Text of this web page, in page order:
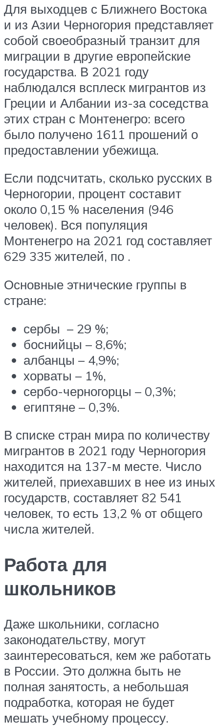
Для выходцев с Ближнего Востока
и из Азии Черногория представляет
собой своеобразный транзит для
миграции в другие европейские
государства. В 2021 году
наблюдался всплеск мигрантов из
Греции и Албании из-за соседства
этих стран с Монтенегро: всего
было получено 1611 прошений о
предоставлении убежища.
Если подсчитать, сколько русских в
Черногории, процент составит
около 0,15 % населения (946
человек). Вся популяция
Монтенегро на 2021 год составляет
629 335 жителей, по .
Основные этнические группы в
стране:
сербы – 29 %;
боснийцы – 8,6%;
албанцы – 4,9%;
хорваты – 1%,
сербо-черногорцы – 0,3%;
египтяне – 0,3%.
В списке стран мира по количеству
мигрантов в 2021 году Черногория
находится на 137-м месте. Число
жителей, приехавших в нее из иных
государств, составляет 82 541
человек, то есть 13,2 % от общего
числа жителей.
Работа для
школьников
Даже школьники, согласно
законодательству, могут
заинтересоваться, кем же работать
в России. Это должна быть не
полная занятость, а небольшая
подработка, которая не будет
мешать учебному процессу.